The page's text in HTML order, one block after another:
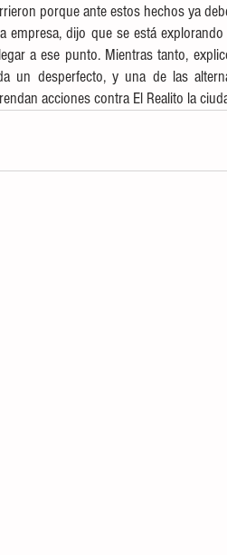
porque ante estos hechos ya
empresa, dijo que se está
a ese punto. Mientras tanto,
un desperfecto, y una de las
acciones contra El Realito la